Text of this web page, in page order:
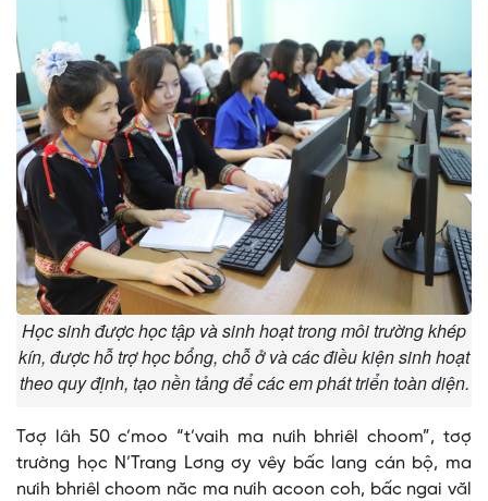
Học sinh được học tập và sinh hoạt trong môi trường khép
kín, được hỗ trợ học bổng, chỗ ở và các điều kiện sinh hoạt
theo quy định, tạo nền tảng để các em phát triển toàn diện.
Tơợ lâh 50 c’moo “t’vaih ma nưih bhriêl choom”, tơợ
trường học N’Trang Lơng ơy vêy bấc lang cán bộ, ma
nưih bhriêl choom năc ma nưih acoon coh, bấc ngai văl